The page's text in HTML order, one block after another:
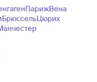
ПарижВена
БрюссельЦюрих